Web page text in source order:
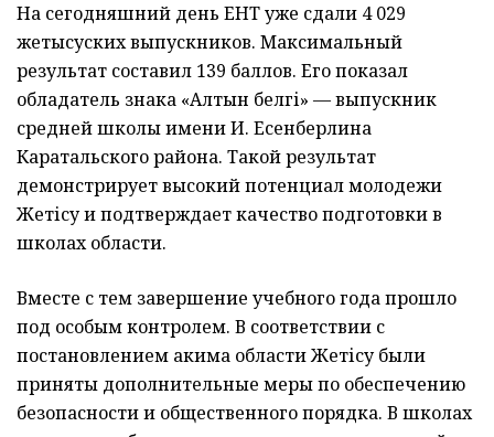
На сегодняшний день ЕНТ уже сдали 4 029
жетысуских выпускников. Максимальный
результат составил 139 баллов. Его показал
обладатель знака «Алтын белгі» — выпускник
средней школы имени И. Есенберлина
Каратальского района. Такой результат
демонстрирует высокий потенциал молодежи
Жетісу и подтверждает качество подготовки в
школах области.
Вместе с тем завершение учебного года прошло
под особым контролем. В соответствии с
постановлением акима области Жетісу были
приняты дополнительные меры по обеспечению
безопасности и общественного порядка. В школах